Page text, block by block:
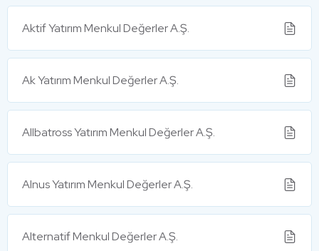
Aktif Yatırım Menkul Değerler A.Ş.
Ak Yatırım Menkul Değerler A.Ş.
Allbatross Yatırım Menkul Değerler A.Ş.
Alnus Yatırım Menkul Değerler A.Ş.
Alternatif Menkul Değerler A.Ş.